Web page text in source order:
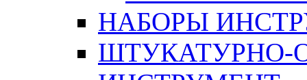
НАБОРЫ
ШТУКАТУРНО-